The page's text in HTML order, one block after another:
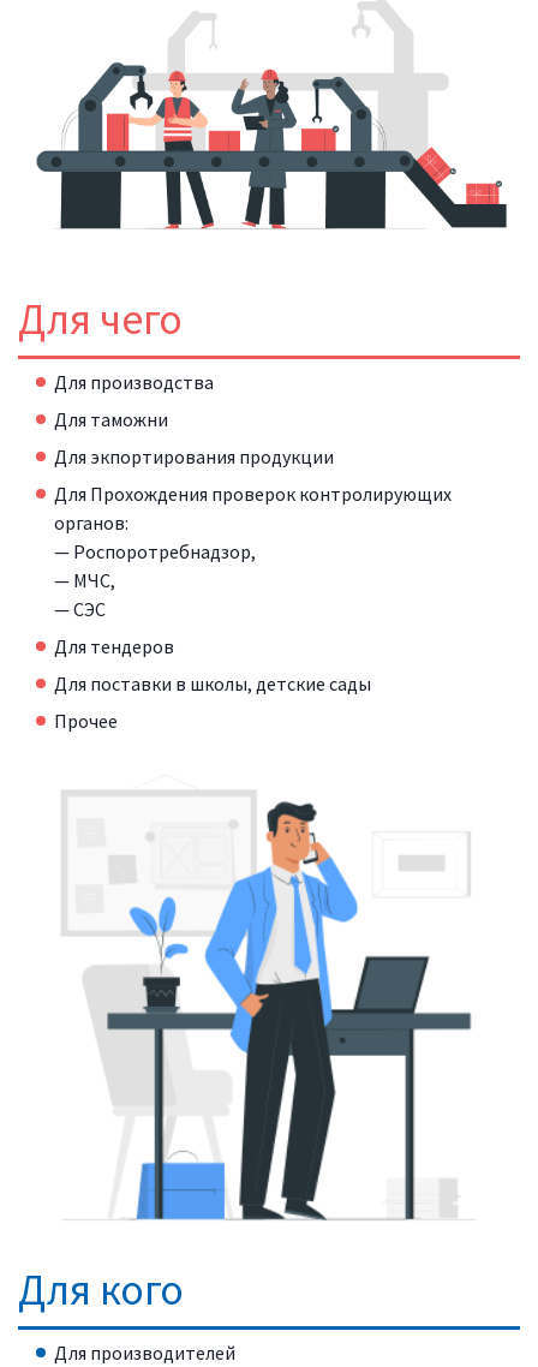
Для чего
Для производства
Для таможни
Для экпортирования продукции
Для Прохождения проверок контролирующих
органов:
— Роспоротребнадзор,
— МЧС,
— СЭС
Для тендеров
Для поставки в школы, детские сады
Прочее
Для кого
Для производителей